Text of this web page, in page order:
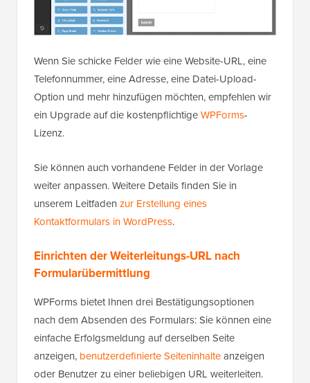
Wenn Sie schicke Felder wie eine Website-URL, eine
Telefonnummer, eine Adresse, eine Datei-Upload-
Option und mehr hinzufügen möchten, empfehlen wir
ein Upgrade auf die kostenpflichtigeWPForms-
Lizenz.
Sie können auch vorhandene Felder in der Vorlage
weiter anpassen. Weitere Details finden Sie in
unserem Leitfaden zur Erstellung eines
Kontaktformulars in WordPress.
Einrichten der Weiterleitungs-URL nach
Formularübermittlung
WPForms bietet Ihnen drei Bestätigungsoptionen
nach dem Absenden des Formulars: Sie können eine
einfache Erfolgsmeldung auf derselben Seite
anzeigen, benutzerdefinierte Seiteninhalteanzeigen
oder Benutzer zu einer beliebigen URL weiterleiten.